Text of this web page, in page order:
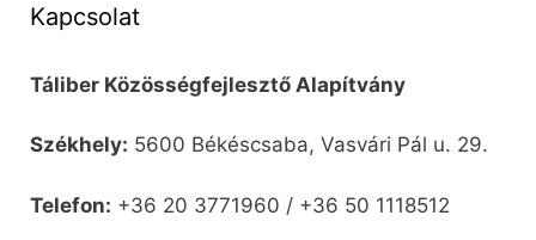
Kapcsolat
Táliber Közösségfejlesztő Alapítvány
Székhely: 5600 Békéscsaba, Vasvári Pál u. 29.
Telefon: +36 20 3771960 / +36 50 1118512